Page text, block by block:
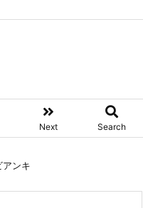
Next Search
アンキ